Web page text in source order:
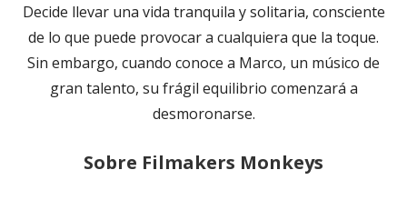
Decide llevar una vida tranquila y solitaria, consciente
de lo que puede provocar a cualquiera que la toque.
Sin embargo, cuando conoce a Marco, un músico de
gran talento, su frágil equilibrio comenzará a
desmoronarse.
Sobre Filmakers Monkeys